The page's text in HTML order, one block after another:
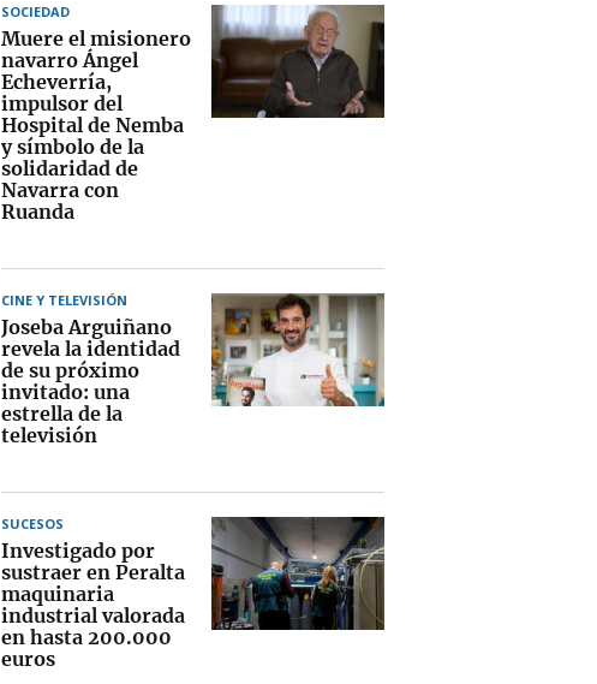
SOCIEDAD
Muere el misionero
navarro Ángel
Echeverría,
impulsor del
Hospital de Nemba
y símbolo de la
solidaridad de
Navarra con
Ruanda
CINE Y TELEVISIÓN
Joseba Arguiñano
revela la identidad
de su próximo
invitado: una
estrella de la
televisión
SUCESOS
Investigado por
sustraer en Peralta
maquinaria
industrial valorada
en hasta 200.000
euros